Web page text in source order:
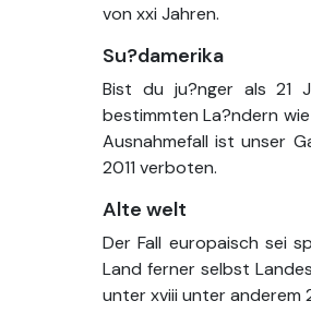
von xxi Jahren.
Su?damerika
Bist du ju?nger als 21
bestimmten La?ndern
Ausnahmefall ist unser
2011 verboten.
Alte welt
Der Fall europaisch sei
Land ferner selbst
unter xviii unter anderem